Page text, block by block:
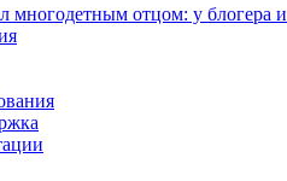
многодетным отцом: у блогера